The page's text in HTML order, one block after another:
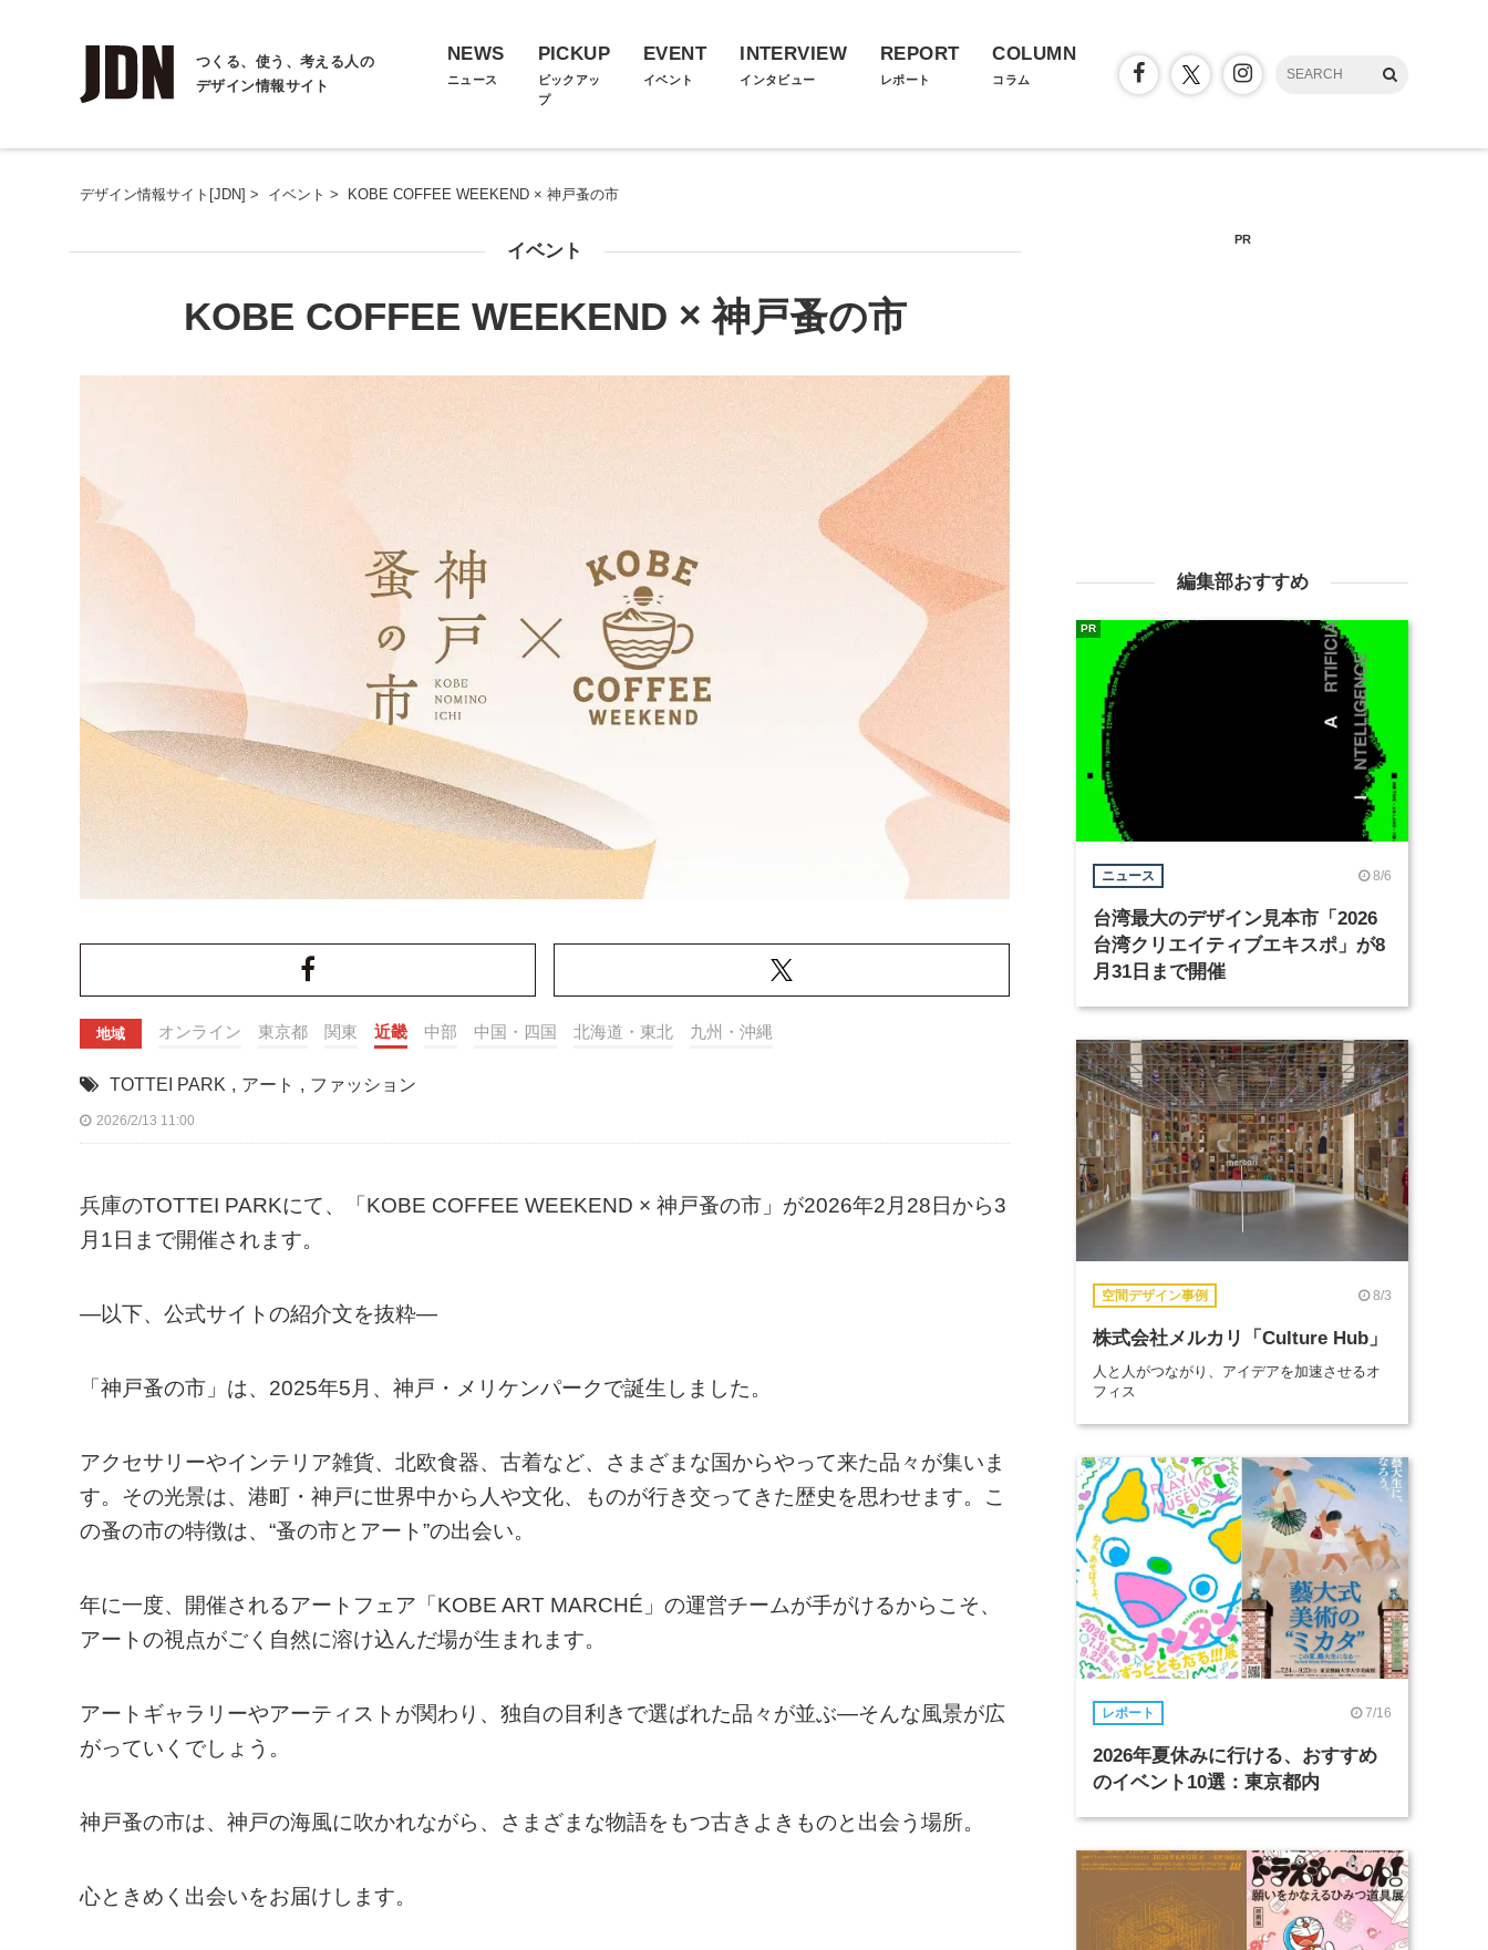
つくる、使う、考える人の
デザイン情報サイト
NEWS
ニュース
PICKUP
ピックアッ
プ
EVENT
イベント
INTERVIEW
インタビュー
REPORT
レポート
COLUMN
コラム
デザイン情報サイト[JDN] > イベント > KOBE COFFEE WEEKEND × 神戸蚤の市
イベント
KOBE COFFEE WEEKEND × 神戸蚤の市
地域 オンライン 東京都 関東 近畿 中部 中国・四国 北海道・東北 九州・沖縄
TOTTEI PARK , アート , ファッション
2026/2/13 11:00
兵庫のTOTTEI PARKにて、「KOBE COFFEE WEEKEND × 神戸蚤の市」が2026年2月28日から3
月1日まで開催されます。
—以下、公式サイトの紹介文を抜粋—
「神戸蚤の市」は、2025年5月、神戸・メリケンパークで誕生しました。
アクセサリーやインテリア雑貨、北欧食器、古着など、さまざまな国からやって来た品々が集いま
す。その光景は、港町・神戸に世界中から人や文化、ものが行き交ってきた歴史を思わせます。こ
の蚤の市の特徴は、“蚤の市とアート”の出会い。
年に一度、開催されるアートフェア「KOBE ART MARCHÉ」の運営チームが手がけるからこそ、
アートの視点がごく自然に溶け込んだ場が生まれます。
アートギャラリーやアーティストが関わり、独自の目利きで選ばれた品々が並ぶ―そんな風景が広
がっていくでしょう。
神戸蚤の市は、神戸の海風に吹かれながら、さまざまな物語をもつ古きよきものと出会う場所。
心ときめく出会いをお届けします。
PR
編集部おすすめ
ニュース 8/6
台湾最大のデザイン見本市「2026
台湾クリエイティブエキスポ」が8
月31日まで開催
PR
空間デザイン事例 8/3
株式会社メルカリ「Culture Hub」
人と人がつながり、アイデアを加速させるオ
フィス
レポート 7/16
2026年夏休みに行ける、おすすめ
のイベント10選：東京都内